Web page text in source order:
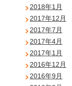
2018年1月
2017年12月
2017年7月
2017年4月
2017年1月
2016年12月
2016年9月